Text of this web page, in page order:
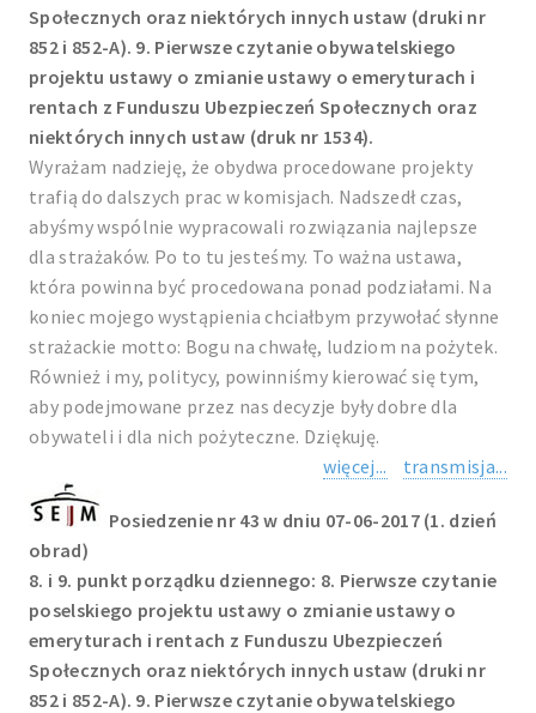
Społecznych oraz niektórych innych ustaw (druki nr
852 i 852-A). 9. Pierwsze czytanie obywatelskiego
projektu ustawy o zmianie ustawy o emeryturach i
rentach z Funduszu Ubezpieczeń Społecznych oraz
niektórych innych ustaw (druk nr 1534).
Wyrażam nadzieję, że obydwa procedowane projekty
trafią do dalszych prac w komisjach. Nadszedł czas,
abyśmy wspólnie wypracowali rozwiązania najlepsze
dla strażaków. Po to tu jesteśmy. To ważna ustawa,
która powinna być procedowana ponad podziałami. Na
koniec mojego wystąpienia chciałbym przywołać słynne
strażackie motto: Bogu na chwałę, ludziom na pożytek.
Również i my, politycy, powinniśmy kierować się tym,
aby podejmowane przez nas decyzje były dobre dla
obywateli i dla nich pożyteczne. Dziękuję.
więcej...
transmisja...
Posiedzenie nr 43 w dniu 07-06-2017 (1. dzień
obrad)
8. i 9. punkt porządku dziennego: 8. Pierwsze czytanie
poselskiego projektu ustawy o zmianie ustawy o
emeryturach i rentach z Funduszu Ubezpieczeń
Społecznych oraz niektórych innych ustaw (druki nr
852 i 852-A). 9. Pierwsze czytanie obywatelskiego